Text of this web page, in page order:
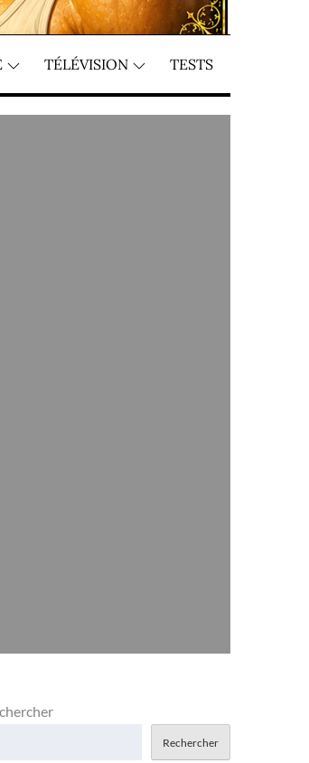
TÉLÉVISION TESTS
Rechercher